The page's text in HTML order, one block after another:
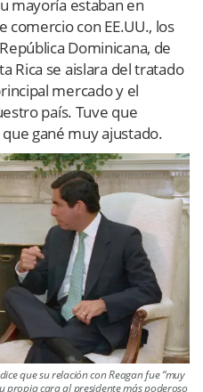
mayoría estaban en
con EE.UU., los
Dominicana, de
Rica se aislara del tratado
mercado y el
país. Tuve que
gané muy ajustado.
que su relación con Reagan fue “muy
propia cara al presidente más poderoso